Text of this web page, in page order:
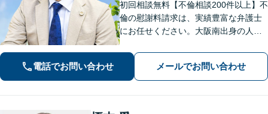
初回相談無料【不倫相談200件以上】不
倫の慰謝料請求は、実績豊富な弁護士
にお任せください。大阪南出身の人情
通事故に遭われてお困りの方はお気軽
にお電話ください【当日／夜間／休日
の相談可】
電話でお問い合わせ メールでお問い合わせ